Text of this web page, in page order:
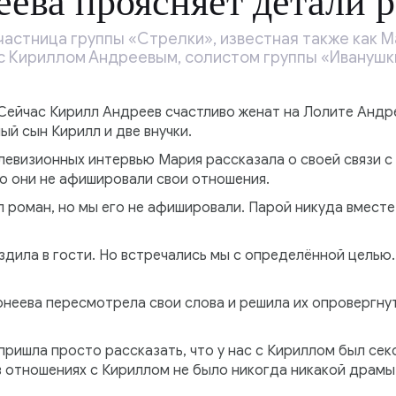
группы «Стрелки», известная также как
Кириллом Андреевым, солистом группы
Кирилл Андреев счастливо женат на Лолите
сын Кирилл и две внучки.
интервью Мария рассказала о своей связи
они не афишировали свои отношения.
но мы его не афишировали. Парой никуда
в гости. Но встречались мы с определённой
пересмотрела свои слова и решила их
просто рассказать, что у нас с Кириллом был
отношениях с Кириллом не было никогда никакой